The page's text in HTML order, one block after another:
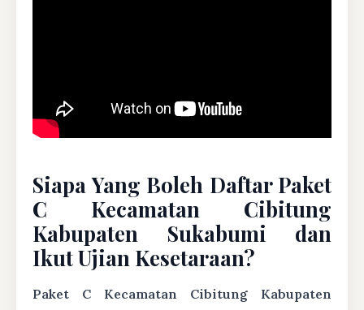
Siapa Yang Boleh Daftar Paket
C Kecamatan Cibitung
Kabupaten Sukabumi dan
Ikut Ujian Kesetaraan?
Paket C Kecamatan Cibitung Kabupaten